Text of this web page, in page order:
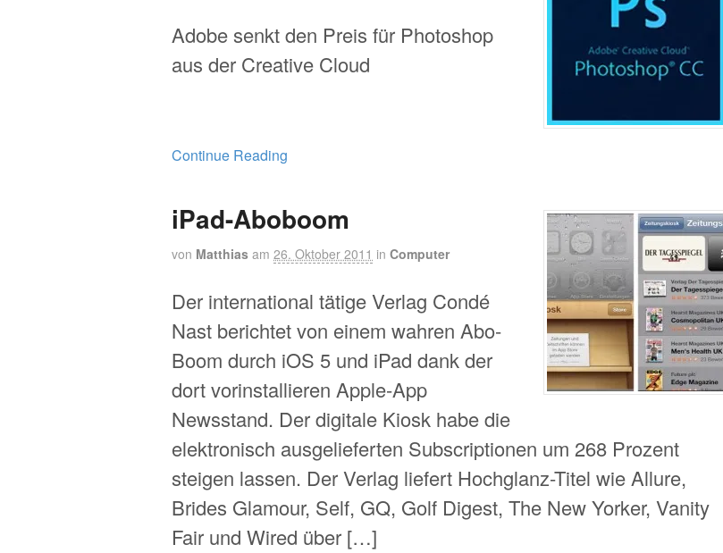
Adobe senkt den Preis für Photoshop
aus der Creative Cloud
Continue Reading
iPad-Aboboom
von Matthias am 26. Oktober 2011 in Computer
Der international tätige Verlag Condé
Nast berichtet von einem wahren Abo-
Boom durch iOS 5 und iPad dank der
dort vorinstallieren Apple-App
Newsstand. Der digitale Kiosk habe die
elektronisch ausgelieferten Subscriptionen um 268 Prozent
steigen lassen. Der Verlag liefert Hochglanz-Titel wie Allure,
Brides Glamour, Self, GQ, Golf Digest, The New Yorker, Vanity
Fair und Wired über […]